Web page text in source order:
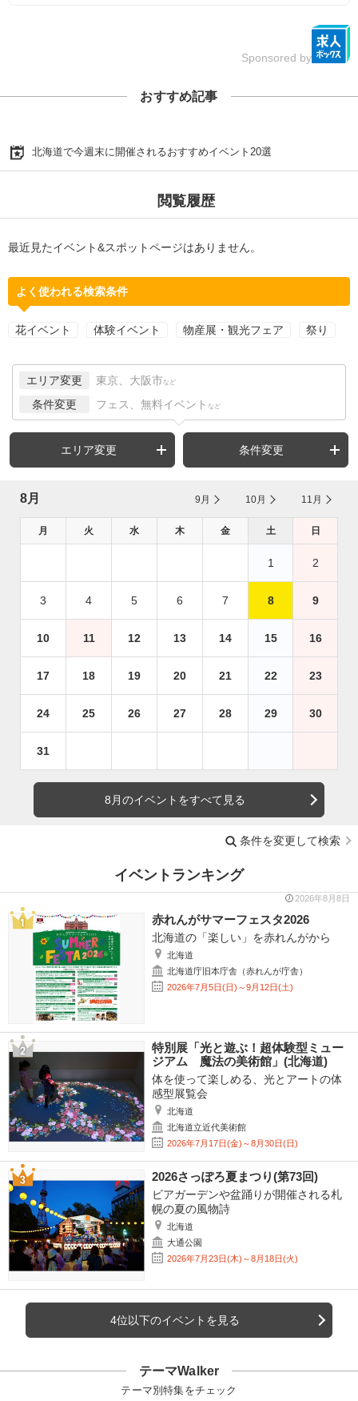
Sponsored by
おすすめ記事
北海道で今週末に開催されるおすすめイベント20選
閲覧履歴
最近見たイベント&スポットページはありません。
よく使われる検索条件
花イベント 体験イベント 物産展・観光フェア 祭り
エリア変更 東京、大阪市 など
条件変更 フェス、無料イベント など
エリア変更 条件変更
8月 9月 10月 11月
月 火 水 木 金 土 日
1 2
3 4 5 6 7 8 9
10 11 12 13 14 15 16
17 18 19 20 21 22 23
24 25 26 27 28 29 30
31
8月のイベントをすべて見る
条件を変更して検索
イベントランキング
2026年8月8日
赤れんがサマーフェスタ2026
北海道の「楽しい」を赤れんがから
北海道
北海道庁旧本庁舎（赤れんが庁舎）
2026年7月5日(日)～9月12日(土)
特別展「光と遊ぶ！超体験型ミュー
ジアム 魔法の美術館」(北海道)
体を使って楽しめる、光とアートの体
感型展覧会
北海道
北海道立近代美術館
2026年7月17日(金)～8月30日(日)
2026さっぽろ夏まつり(第73回)
ビアガーデンや盆踊りが開催される札
幌の夏の風物詩
北海道
大通公園
2026年7月23日(木)～8月18日(火)
4位以下のイベントを見る
テーマWalker
テーマ別特集をチェック